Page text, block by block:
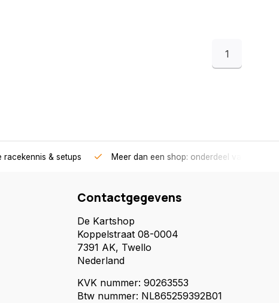
1
racekennis & setups Meer dan een shop: onderdeel van een
Contactgegevens
De Kartshop
Koppelstraat 08-0004
7391 AK, Twello
Nederland
KVK nummer: 90263553
Btw nummer: NL865259392B01